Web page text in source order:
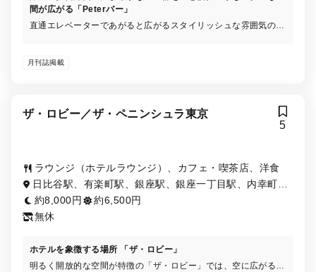
間が広がる「Peterバー」
直通エレベーターであがると広がるスタイリッシュな雰囲気の
ひとときをお過ごしいただけます。
月刊誌掲載
ザ・ロビー／ザ・ペニンシュラ東京
5
ラウンジ（ホテルラウンジ）、カフェ・喫茶店、洋食
日比谷駅、有楽町駅、銀座駅、銀座一丁目駅、内幸町
駅、二重橋前駅
約8,000円
約6,500円
無休
ホテルを象徴する場所 「ザ・ロビー」
明るく開放的な空間が特徴の「ザ・ロビー」では、空に広がる花